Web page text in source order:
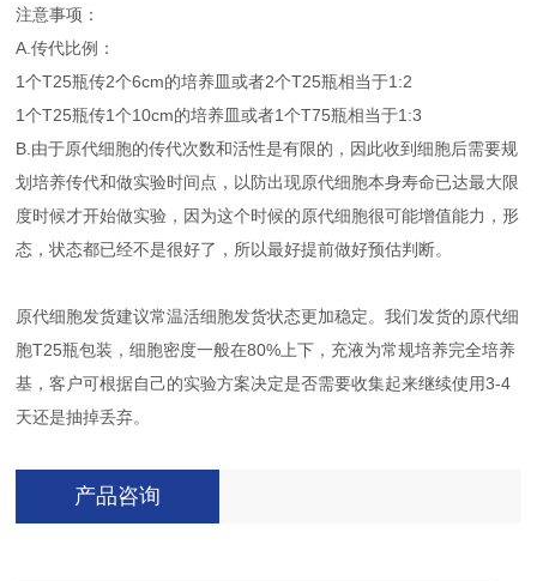
注意事项：
A.传代比例：
1个T25瓶传2个6cm的培养皿或者2个T25瓶相当于1:2
1个T25瓶传1个10cm的培养皿或者1个T75瓶相当于1:3
B.由于原代细胞的传代次数和活性是有限的，因此收到细胞后需要规
划培养传代和做实验时间点，以防出现原代细胞本身寿命已达最大限
度时候才开始做实验，因为这个时候的原代细胞很可能增值能力，形
态，状态都已经不是很好了，所以最好提前做好预估判断。
原代细胞发货建议常温活细胞发货状态更加稳定。我们发货的原代细
胞T25瓶包装，细胞密度一般在80%上下，充液为常规培养完全培养
基，客户可根据自己的实验方案决定是否需要收集起来继续使用3-4
天还是抽掉丢弃。
产品咨询